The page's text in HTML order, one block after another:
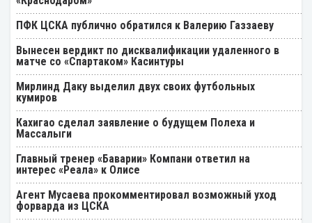
ПФК ЦСКА публично обратился к Валерию Газзаеву
Вынесен вердикт по дисквалификации удаленного в
матче со «Спартаком» Касинтуры
Мирлинд Даку выделил двух своих футбольных
кумиров
Кахигао сделал заявление о будущем Полеха и
Массалыги
Главный тренер «Баварии» Компани ответил на
интерес «Реала» к Олисе
Агент Мусаева прокомментировал возможный уход
форварда из ЦСКА